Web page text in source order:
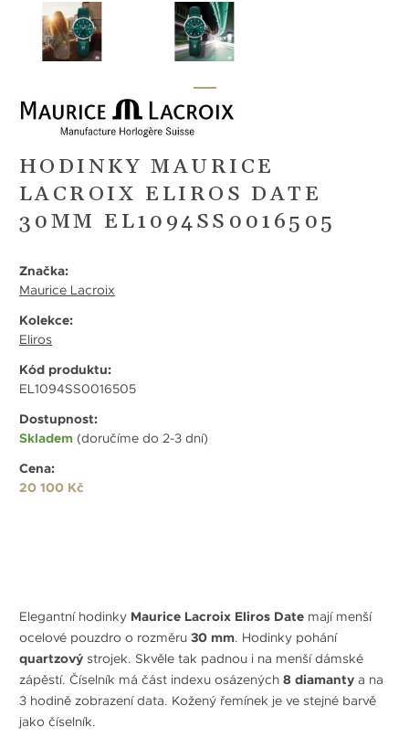
HODINKY MAURICE
LACROIX ELIROS DATE
30MM EL1094SS0016505
Značka:
Maurice Lacroix
Kolekce:
Eliros
Kód produktu:
EL1094SS0016505
Dostupnost:
Skladem (doručíme do 2-3 dní)
Cena:
20 100 Kč
Elegantní hodinky Maurice Lacroix Eliros Date mají menší
ocelové pouzdro o rozměru 30 mm. Hodinky pohání
quartzový strojek. Skvěle tak padnou i na menší dámské
zápěstí. Číselník má část indexu osázených 8 diamanty a na
3 hodině zobrazení data. Kožený řemínek je ve stejné barvě
jako číselník.